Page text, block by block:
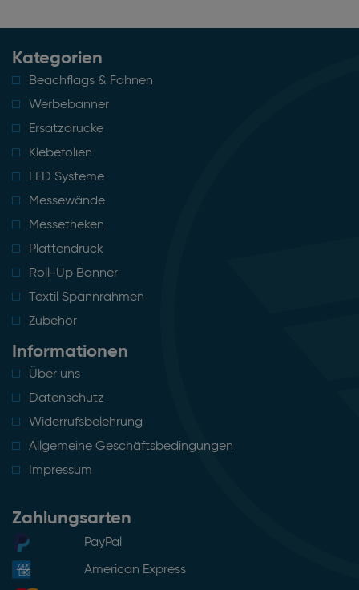
Kategorien
Beachflags & Fahnen
Werbebanner
Ersatzdrucke
Klebefolien
LED Systeme
Messewände
Messetheken
Plattendruck
Roll-Up Banner
Textil Spannrahmen
Zubehör
Informationen
Über uns
Datenschutz
Widerrufsbelehrung
Allgemeine Geschäftsbedingungen
Impressum
Zahlungsarten
PayPal
American Express